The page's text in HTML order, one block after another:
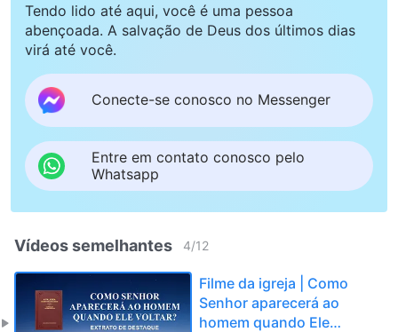
Tendo lido até aqui, você é uma pessoa
abençoada. A salvação de Deus dos últimos dias
virá até você.
Conecte-se conosco no Messenger
Entre em contato conosco pelo
Whatsapp
Vídeos semelhantes 4/12
Filme da igreja | Como
Senhor aparecerá ao
homem quando Ele